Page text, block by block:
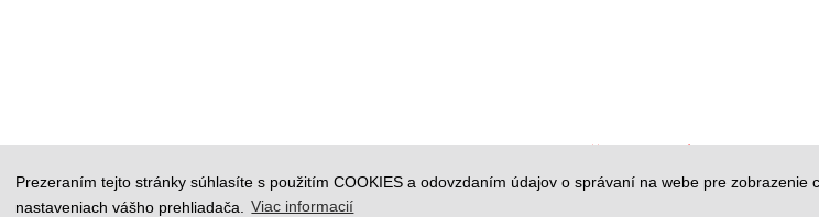
Prezeraním tejto stránky súhlasíte s použitím COOKIES a odovzdaním údajov o správaní na webe pre zobrazenie
nastaveniach vášho prehliadača.
Viac informacií
Nakupujte bezpečne so zárukou u